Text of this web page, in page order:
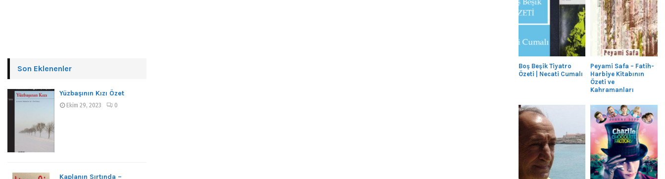
Son Eklenenler
Yüzbaşının Kızı Özet
Ekim 29, 2023 0
Kaplanın Sırtında –
Boş Beşik Tiyatro
Özeti | Necati Cumalı
Peyami Safa – Fatih-
Harbiye Kitabının
Özeti ve
Kahramanları